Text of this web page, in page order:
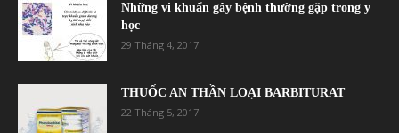
Những vi khuẩn gây bệnh thường gặp trong y
học
29 Tháng 4, 2017
THUỐC AN THẦN LOẠI BARBITURAT
22 Tháng 5, 2017